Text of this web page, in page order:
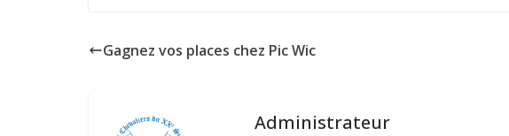
Gagnez vos places chez Pic Wic
Administrateur